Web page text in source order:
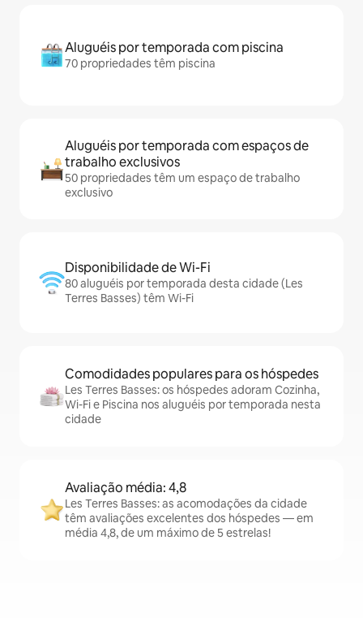
Aluguéis por temporada com piscina
70 propriedades têm piscina
Aluguéis por temporada com espaços de
trabalho exclusivos
50 propriedades têm um espaço de trabalho
exclusivo
Disponibilidade de Wi-Fi
80 aluguéis por temporada desta cidade (Les
Terres Basses) têm Wi-Fi
Comodidades populares para os hóspedes
Les Terres Basses: os hóspedes adoram Cozinha,
Wi-Fi e Piscina nos aluguéis por temporada nesta
cidade
Avaliação média: 4,8
Les Terres Basses: as acomodações da cidade
têm avaliações excelentes dos hóspedes — em
média 4,8, de um máximo de 5 estrelas!